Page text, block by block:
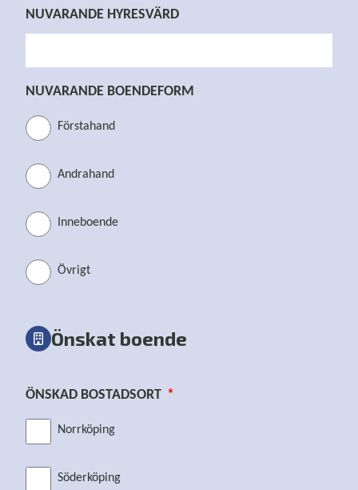
NUVARANDE HYRESVÄRD
NUVARANDE BOENDEFORM
Förstahand
Andrahand
Inneboende
Övrigt
Önskat boende
ÖNSKAD BOSTADSORT
Norrköping
Söderköping